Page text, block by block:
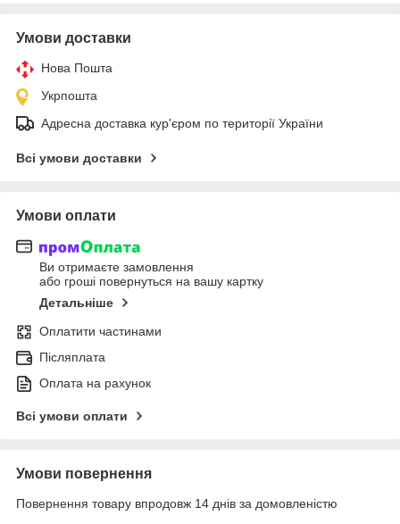
Умови доставки
Нова Пошта
Укрпошта
Адресна доставка кур'єром по території України
Всі умови доставки
Умови оплати
Ви отримаєте замовлення
або гроші повернуться на вашу картку
Детальніше
Оплатити частинами
Післяплата
Оплата на рахунок
Всі умови оплати
Умови повернення
Повернення товару впродовж 14 днів за домовленістю